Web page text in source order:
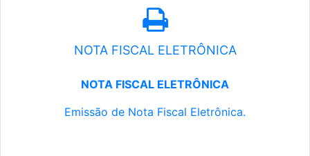
NOTA FISCAL ELETRÔNICA
NOTA FISCAL ELETRÔNICA
Emissão de Nota Fiscal Eletrônica.